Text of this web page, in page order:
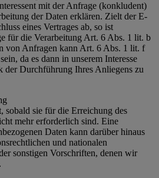
mit der Anfrage (konkludent)
der Daten erklären. Zielt der E-
eines Vertrages ab, so ist
für die Verarbeitung Art. 6 Abs. 1 lit. b
von Anfragen kann Art. 6 Abs. 1 lit. f
da es dann in unserem Interesse
der Durchführung Ihres Anliegens zu
sobald sie für die Erreichung des
mehr erforderlich sind. Eine
Daten kann darüber hinaus
und nationalen
sonstigen Vorschriften, denen wir